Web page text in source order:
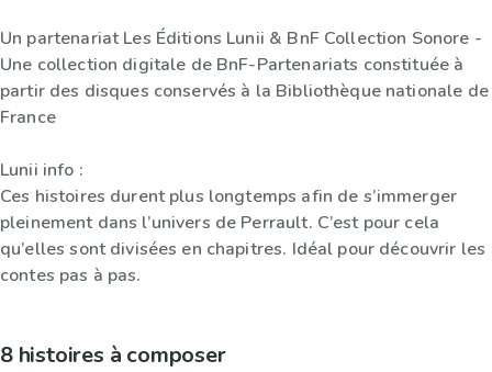
Un partenariat Les Éditions Lunii & BnF Collection Sonore -
Une collection digitale de BnF-Partenariats constituée à
partir des disques conservés à la Bibliothèque nationale de
France
Lunii info :
Ces histoires durent plus longtemps afin de s’immerger
pleinement dans l’univers de Perrault. C’est pour cela
qu’elles sont divisées en chapitres. Idéal pour découvrir les
contes pas à pas.
8 histoires à composer